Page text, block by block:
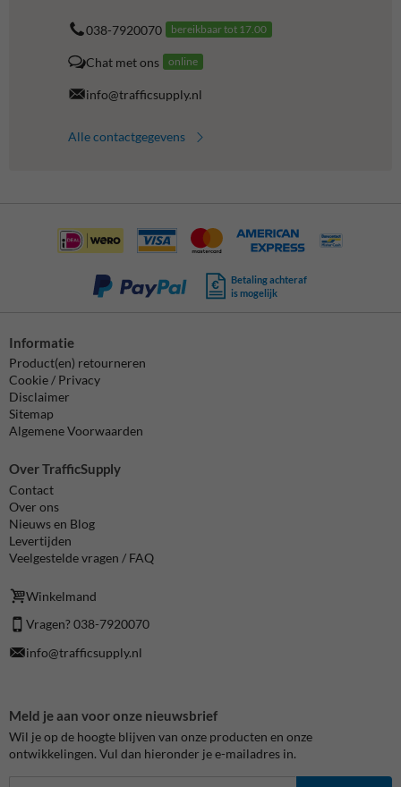
038-7920070 bereikbaar tot 17.00
Chat met ons online
info@trafficsupply.nl
Alle contactgegevens
Betaling achteraf
is mogelijk
Informatie
Product(en) retourneren
Cookie / Privacy
Disclaimer
Sitemap
Algemene Voorwaarden
Over TrafficSupply
Contact
Over ons
Nieuws en Blog
Levertijden
Veelgestelde vragen / FAQ
Winkelmand
Vragen? 038-7920070
info@trafficsupply.nl
Meld je aan voor onze nieuwsbrief
Wil je op de hoogte blijven van onze producten en onze
ontwikkelingen. Vul dan hieronder je e-mailadres in.